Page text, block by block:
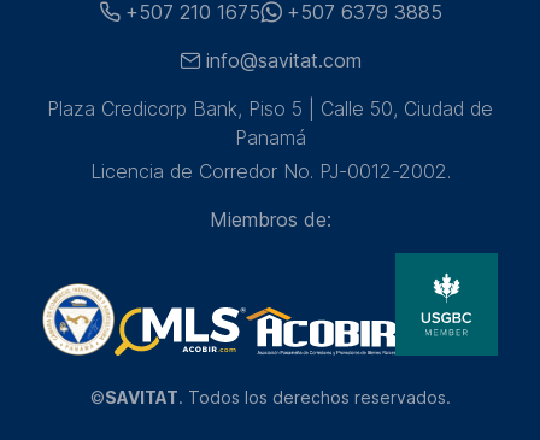
+507 210 1675
+507 6379 3885
info@savitat.com
Plaza Credicorp Bank, Piso 5 | Calle 50, Ciudad de
Panamá
Licencia de Corredor No. PJ-0012-2002.
Miembros de:
©SAVITAT. Todos los derechos reservados.